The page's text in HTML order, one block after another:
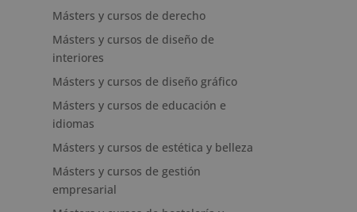
Másters y cursos de derecho
Másters y cursos de diseño de
interiores
Másters y cursos de diseño gráfico
Másters y cursos de educación e
idiomas
Másters y cursos de estética y belleza
Másters y cursos de gestión
empresarial